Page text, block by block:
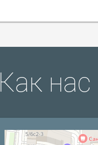
Как нас